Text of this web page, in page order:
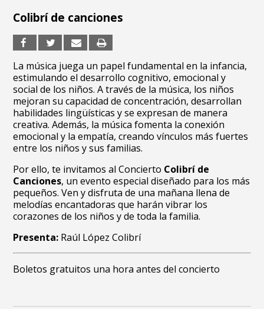
Colibrí de canciones
La música juega un papel fundamental en la infancia,
estimulando el desarrollo cognitivo, emocional y
social de los niños. A través de la música, los niños
mejoran su capacidad de concentración, desarrollan
habilidades lingüísticas y se expresan de manera
creativa. Además, la música fomenta la conexión
emocional y la empatía, creando vínculos más fuertes
entre los niños y sus familias.
Por ello, te invitamos al Concierto Colibrí de
Canciones, un evento especial diseñado para los más
pequeños. Ven y disfruta de una mañana llena de
melodías encantadoras que harán vibrar los
corazones de los niños y de toda la familia.
Presenta: Raúl López Colibrí
Boletos gratuitos una hora antes del concierto